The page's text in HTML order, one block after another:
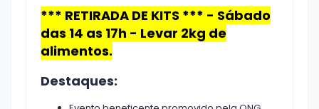
*** RETIRADA DE KITS *** - Sábado
das 14 as 17h - Levar 2kg de
alimentos.
Destaques: